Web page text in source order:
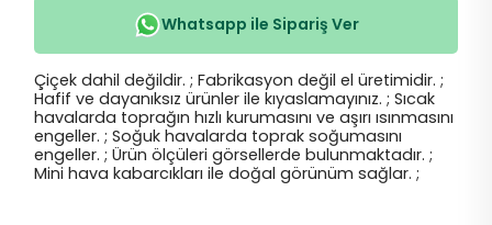
Whatsapp ile Sipariş Ver
Çiçek dahil değildir. ; Fabrikasyon değil el üretimidir. ;
Hafif ve dayanıksız ürünler ile kıyaslamayınız. ; Sıcak
havalarda toprağın hızlı kurumasını ve aşırı ısınmasını
engeller. ; Soğuk havalarda toprak soğumasını
engeller. ; Ürün ölçüleri görsellerde bulunmaktadır. ;
Mini hava kabarcıkları ile doğal görünüm sağlar. ;